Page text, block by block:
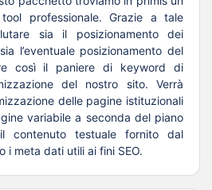
professionale. Grazie a tale
sia il posizionamento dei
l’eventuale posizionamento del
così il paniere di keyword di
del nostro sito. Verrà
delle pagine istituzionali
variabile a seconda del piano
contenuto testuale fornito dal
i meta dati utili ai fini SEO.